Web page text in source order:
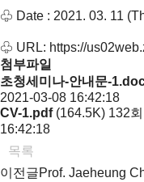
♧ Date : 2021. 03. 11
♧ URL: https://
첨부파일
초청세미나-안내문-
2021-03-08 16:42:18
CV-1.pdf (164.5K) 132
16:42:18
목록
이전글Prof. Jaeheung